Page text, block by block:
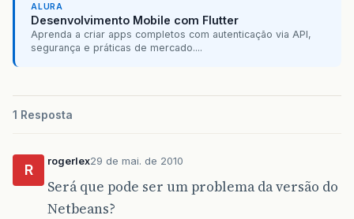
ALURA
Desenvolvimento Mobile com Flutter
Aprenda a criar apps completos com autenticação via API,
segurança e práticas de mercado....
1 Resposta
R
rogerlex29 de mai. de 2010
Será que pode ser um problema da versão do
Netbeans?